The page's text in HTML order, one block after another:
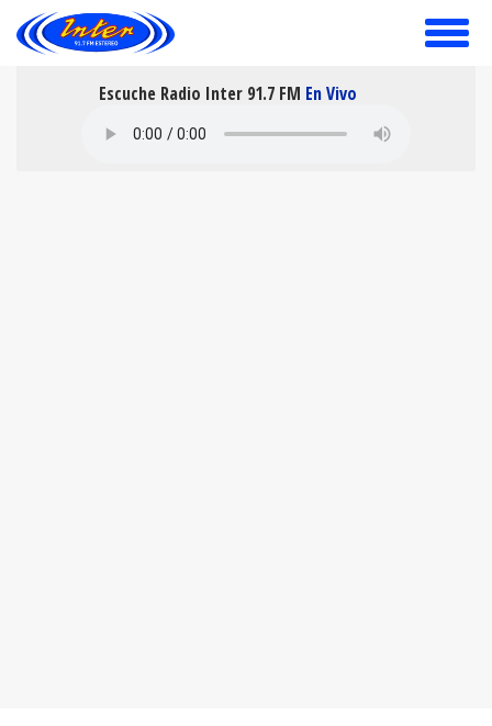
toggle
Escuche Radio Inter 91.7 FM En Vivo